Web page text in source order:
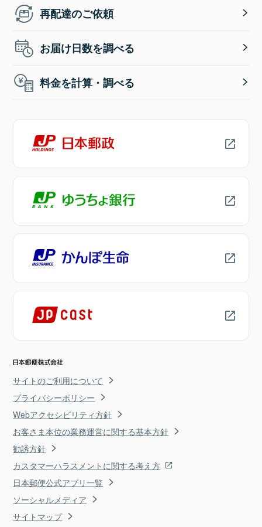
再配達のご依頼
お届け日数を調べる
料金を計算・調べる
サイトのご利用について
プライバシーポリシー
Webアクセシビリティ方針
お客さま本位の業務運営に関する基本方針
勧誘方針
カスタマーハラスメントに関する考え方
日本郵便公式アプリ一覧
ソーシャルメディア
サイトマップ